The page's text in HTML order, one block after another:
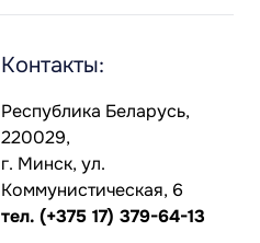
Контакты:
Республика Беларусь,
220029,
г. Минск, ул.
Коммунистическая, 6
тел. (+375 17) 379-64-13